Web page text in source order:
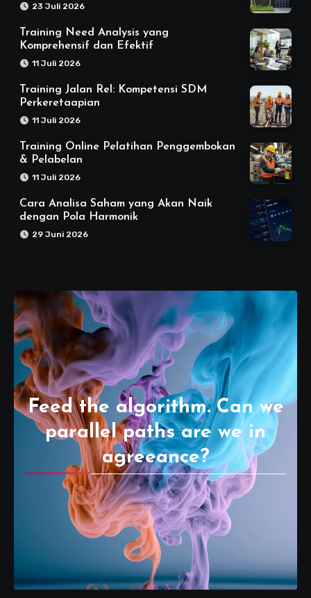
23 Juli 2026
Training Need Analysis yang
Komprehensif dan Efektif
11 Juli 2026
Training Jalan Rel: Kompetensi SDM
Perkeretaapian
11 Juli 2026
Training Online Pelatihan Penggembokan
& Pelabelan
11 Juli 2026
Cara Analisa Saham yang Akan Naik
dengan Pola Harmonik
29 Juni 2026
Feed the algorithm. Can we
parallel paths are we in
agreeance?